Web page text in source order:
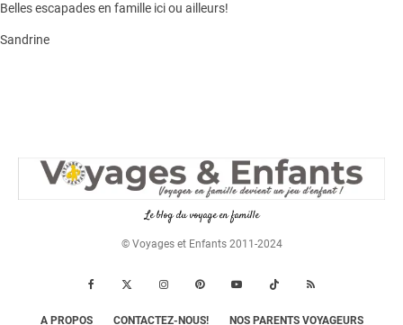
Belles escapades en famille ici ou ailleurs!
Sandrine
Le blog du voyage en famille
© Voyages et Enfants 2011-2024
A PROPOS CONTACTEZ-NOUS! NOS PARENTS VOYAGEURS